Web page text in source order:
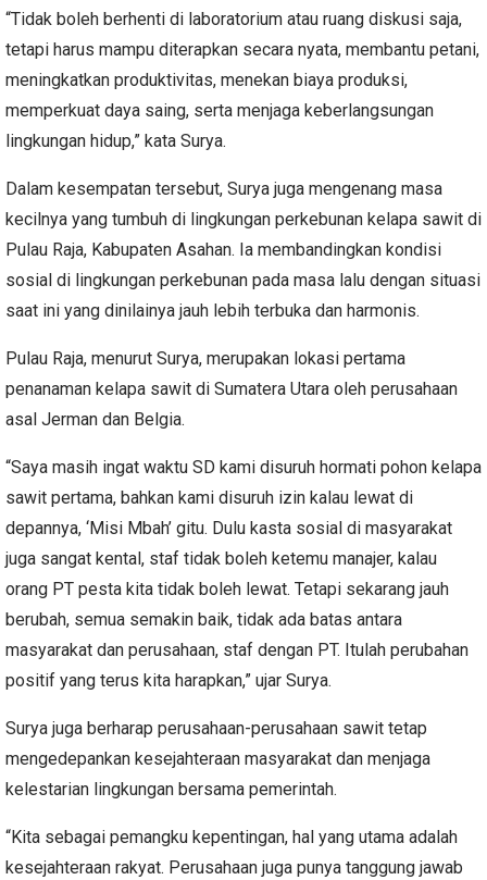
“Tidak boleh berhenti di laboratorium atau ruang diskusi saja,
tetapi harus mampu diterapkan secara nyata, membantu petani,
meningkatkan produktivitas, menekan biaya produksi,
memperkuat daya saing, serta menjaga keberlangsungan
lingkungan hidup,” kata Surya.
Dalam kesempatan tersebut, Surya juga mengenang masa
kecilnya yang tumbuh di lingkungan perkebunan kelapa sawit di
Pulau Raja, Kabupaten Asahan. Ia membandingkan kondisi
sosial di lingkungan perkebunan pada masa lalu dengan situasi
saat ini yang dinilainya jauh lebih terbuka dan harmonis.
Pulau Raja, menurut Surya, merupakan lokasi pertama
penanaman kelapa sawit di Sumatera Utara oleh perusahaan
asal Jerman dan Belgia.
“Saya masih ingat waktu SD kami disuruh hormati pohon kelapa
sawit pertama, bahkan kami disuruh izin kalau lewat di
depannya, ‘Misi Mbah’ gitu. Dulu kasta sosial di masyarakat
juga sangat kental, staf tidak boleh ketemu manajer, kalau
orang PT pesta kita tidak boleh lewat. Tetapi sekarang jauh
berubah, semua semakin baik, tidak ada batas antara
masyarakat dan perusahaan, staf dengan PT. Itulah perubahan
positif yang terus kita harapkan,” ujar Surya.
Surya juga berharap perusahaan-perusahaan sawit tetap
mengedepankan kesejahteraan masyarakat dan menjaga
kelestarian lingkungan bersama pemerintah.
“Kita sebagai pemangku kepentingan, hal yang utama adalah
kesejahteraan rakyat. Perusahaan juga punya tanggung jawab